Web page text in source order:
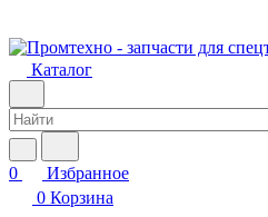
Каталог
0
Избранное
0 Корзина